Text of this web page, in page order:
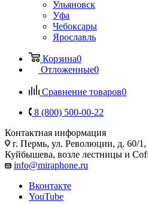
Ульяновск
Уфа
Чебоксары
Ярославль
Корзина0
Отложенные0
Сравнение товаров0
8 (800) 500-00-22
Контактная информация
г. Пермь, ул. Революции, д. 60/
Куйбышева, возле лестницы и
info@miraphone.ru
Вконтакте
YouTube